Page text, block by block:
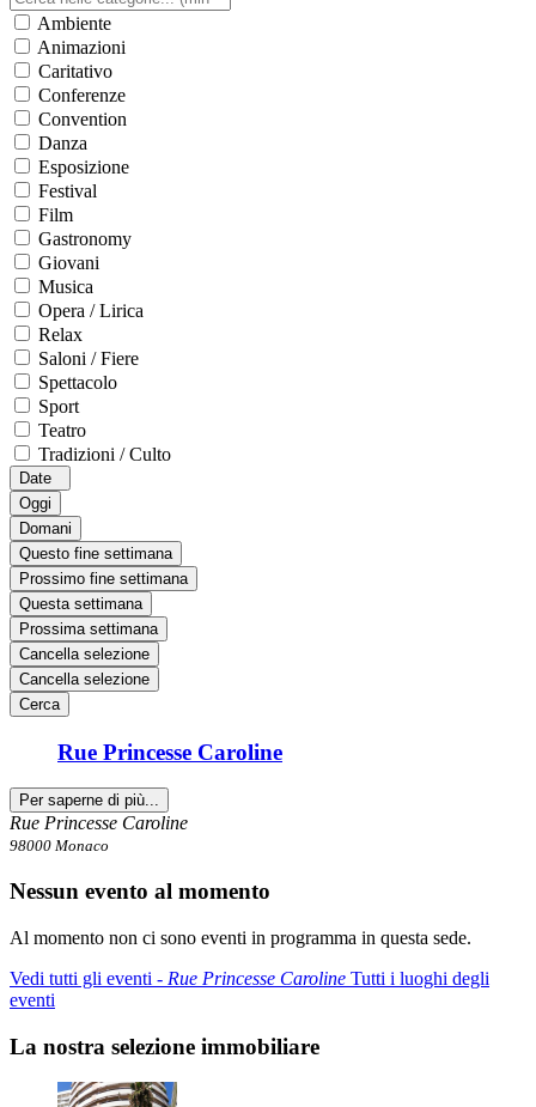
Ambiente
Animazioni
Caritativo
Conferenze
Convention
Danza
Esposizione
Festival
Film
Gastronomy
Giovani
Musica
Opera / Lirica
Relax
Saloni / Fiere
Spettacolo
Sport
Teatro
Tradizioni / Culto
Date
Oggi
Domani
Questo fine settimana
Prossimo fine settimana
Questa settimana
Prossima settimana
Cancella selezione
Cancella selezione
Cerca
Rue Princesse Caroline
Per saperne di più...
Rue Princesse Caroline
98000 Monaco
Nessun evento al momento
Al momento non ci sono eventi in programma in questa sede.
Vedi tutti gli eventi ‐ Rue Princesse Caroline Tutti i luoghi degli
eventi
La nostra selezione immobiliare